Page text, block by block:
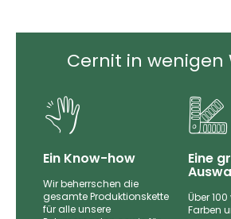
Cernit in wenigen
Ein Know-how
Wir beherrschen die
gesamte Produktionskette
für alle unsere
Eine
Über
Farben